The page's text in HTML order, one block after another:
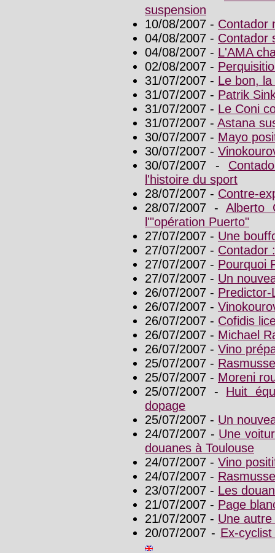
suspension
10/08/2007 - Contador
04/08/2007 - Contador
04/08/2007 - L'AMA
02/08/2007 -
31/07/2007 - Le bon,
31/07/2007 - Patrik
31/07/2007 - Le Coni
31/07/2007 - Astana
30/07/2007 - Mayo
30/07/2007 -
30/07/2007 -
l'histoire du sport
28/07/2007 - Contre-
28/07/2007 - Alberto
l'"opération Puerto"
27/07/2007 - Une
27/07/2007 - Contador
27/07/2007 - Pourquoi
27/07/2007 - Un
26/07/2007 -
26/07/2007 -
26/07/2007 - Cofidis
26/07/2007 - Michael
26/07/2007 - Vino
25/07/2007 -
25/07/2007 - Moreni
25/07/2007 - Huit
dopage
25/07/2007 - Un
24/07/2007 - Une
douanes à Toulouse
24/07/2007 - Vino
24/07/2007 -
23/07/2007 - Les
21/07/2007 - Page
21/07/2007 - Une
20/07/2007 - Ex-